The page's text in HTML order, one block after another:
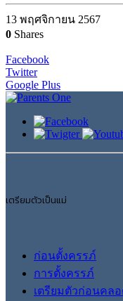
13 พฤศจิกายน 2567
0 Shares
Facebook
Twitter
Google Plus
เตรียมตัวเป็นแม่
ก่อนตั้งครรภ์
การตั้งครรภ์
เตรียมตัวก่อนคล